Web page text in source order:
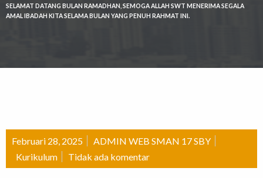
SELAMAT DATANG BULAN RAMADHAN, SEMOGA ALLAH SWT MENERIMA SEGALA
AMAL IBADAH KITA SELAMA BULAN YANG PENUH RAHMAT INI.
Februari 28, 2025
ADMIN WEB SMAN 17 SBY
Kurikulum
Tidak ada komentar